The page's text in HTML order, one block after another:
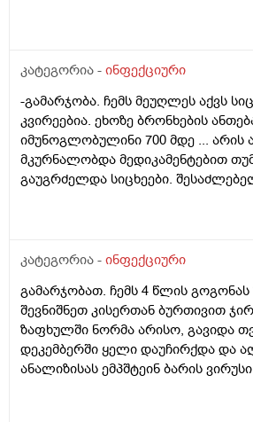
ანტიბიოტიკი)) თუმცა ისევ
გამოკვლევა ფილტვების? მეშინია
ან რამე არ ქონდეს. ასევე უჩივის
არეში ტკივილს.
კატეგორია - ინფექციური
-გამარჯობა. ჩემს მეუღლეს აქვს
კვირეებია. ეხოზე ბრონხების
იმუნოგლობულინი 700 მდე ... არის
მკურნალობდა მედიკამენტებით
გაუგრძელდა სიცხეები.
კატეგორია - ინფექციური
გამარჯობათ. ჩემს 4 წლის
შევნიშნეთ კისერთან ბურთივით
ზაფხულში ნორმა არისო, გავიდა
დეკემბერში ყელი დაუჩირქდა და
ანალიზისას ემპშტეინ ბარის
პედიატრი მარწმუნებს რომ